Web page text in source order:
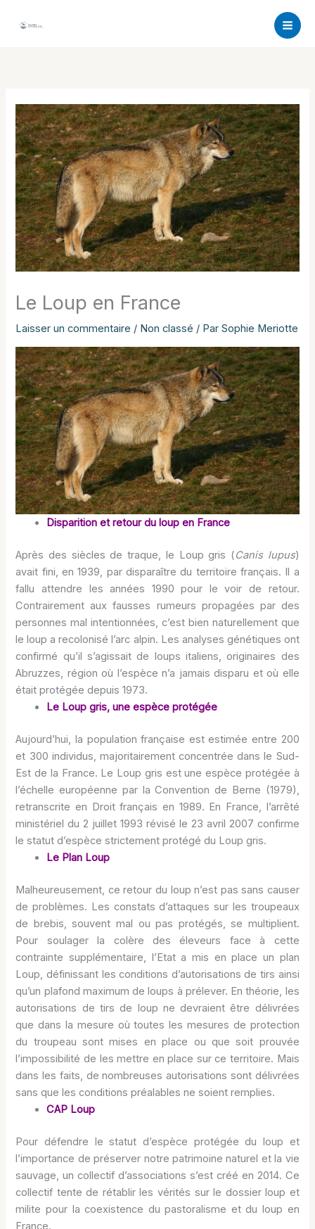
Le Loup en France
Laisser un commentaire / Non classé / ParSophie Meriotte
Disparition et retour du loup en France
Après des siècles de traque, le Loup gris (Canis lupus)
avait fini, en 1939, par disparaître du territoire français. Il a
fallu attendre les années 1990 pour le voir de retour.
Contrairement aux fausses rumeurs propagées par des
personnes mal intentionnées, c’est bien naturellement que
le loup a recolonisé l’arc alpin. Les analyses génétiques ont
confirmé qu’il s’agissait de loups italiens, originaires des
Abruzzes, région où l’espèce n’a jamais disparu et où elle
était protégée depuis 1973.
Le Loup gris, une espèce protégée
Aujourd’hui, la population française est estimée entre 200
et 300 individus, majoritairement concentrée dans le Sud-
Est de la France. Le Loup gris est une espèce protégée à
l’échelle européenne par la Convention de Berne (1979),
retranscrite en Droit français en 1989. En France, l’arrêté
ministériel du 2 juillet 1993 révisé le 23 avril 2007 confirme
le statut d’espèce strictement protégé du Loup gris.
Le Plan Loup
Malheureusement, ce retour du loup n’est pas sans causer
de problèmes. Les constats d’attaques sur les troupeaux
de brebis, souvent mal ou pas protégés, se multiplient.
Pour soulager la colère des éleveurs face à cette
contrainte supplémentaire, l’Etat a mis en place un plan
Loup, définissant les conditions d’autorisations de tirs ainsi
qu’un plafond maximum de loups à prélever. En théorie, les
autorisations de tirs de loup ne devraient être délivrées
que dans la mesure où toutes les mesures de protection
du troupeau sont mises en place ou que soit prouvée
l’impossibilité de les mettre en place sur ce territoire. Mais
dans les faits, de nombreuses autorisations sont délivrées
sans que les conditions préalables ne soient remplies.
CAP Loup
Pour défendre le statut d’espèce protégée du loup et
l’importance de préserver notre patrimoine naturel et la vie
sauvage, un collectif d’associations s’est créé en 2014. Ce
collectif tente de rétablir les vérités sur le dossier loup et
milite pour la coexistence du pastoralisme et du loup en
France.